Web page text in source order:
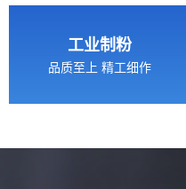
工业制粉
品质至上 精工细作